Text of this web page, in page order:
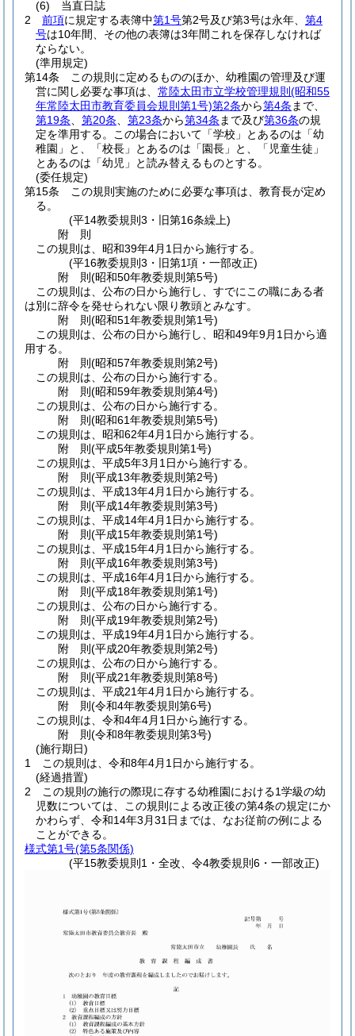
(6)
当直日誌
2
前項に規定する表簿中第1号第2号及び第3号は永年、 第4
号は10年間、その他の表簿は3年間これを保存しなければ
ならない。
(準用規定)
第14条
この規則に定めるもののほか、幼稚園の管理及び運
営に関し必要な事項は、 常陸太田市立学校管理規則 (昭和55
年常陸太田市教育委員会規則第1号)第2条から第4条 まで、
第19条
第20条 第23条から第34条 まで及び第36条の規
定を準用する。
この場合において「学校」とあるのは「幼
稚園」と、「校長」とあるのは「園長」と、「児童生徒」
とあるのは「幼児」と読み替えるものとする。
(委任規定)
第15条
この規則実施のために必要な事項は、教育長が定め
る。
(平14教委規則3・旧第16条繰上)
附 則
この規則は、昭和39年4月1日から施行する。
(平16教委規則3・旧第1項・一部改正)
附 則(昭和50年教委規則第5号)
この規則は、公布の日から施行し、すでにこの職にある者
は別に辞令を発せられない限り教頭とみなす。
附 則(昭和51年教委規則第1号)
この規則は、公布の日から施行し、昭和49年9月1日から適
用する。
附 則(昭和57年教委規則第2号)
この規則は、公布の日から施行する。
附 則(昭和59年教委規則第4号)
この規則は、公布の日から施行する。
附 則(昭和61年教委規則第5号)
この規則は、昭和62年4月1日から施行する。
附 則(平成5年教委規則第1号)
この規則は、平成5年3月1日から施行する。
附 則(平成13年教委規則第2号)
この規則は、平成13年4月1日から施行する。
附 則(平成14年教委規則第3号)
この規則は、平成14年4月1日から施行する。
附 則(平成15年教委規則第1号)
この規則は、平成15年4月1日から施行する。
附 則(平成16年教委規則第3号)
この規則は、平成16年4月1日から施行する。
附 則(平成18年教委規則第1号)
この規則は、公布の日から施行する。
附 則(平成19年教委規則第2号)
この規則は、平成19年4月1日から施行する。
附 則(平成20年教委規則第2号)
この規則は、公布の日から施行する。
附 則(平成21年教委規則第8号)
この規則は、平成21年4月1日から施行する。
附 則(令和4年教委規則第6号)
この規則は、令和4年4月1日から施行する。
附 則(令和8年教委規則第3号)
(施行期日)
1
この規則は、令和8年4月1日から施行する。
(経過措置)
2
この規則の施行の際現に存する幼稚園における1学級の幼
児数については、この規則による改正後の第4条の規定にか
かわらず、令和14年3月31日までは、なお従前の例による
ことができる。
様式第1号(第5条関係)
(平15教委規則1・全改、令4教委規則6・一部改正)